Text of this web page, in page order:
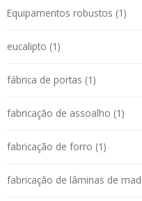
Equipamentos robustos (1)
eucalipto (1)
fábrica de portas (1)
fabricação de assoalho (1)
fabricação de forro (1)
fabricação de lâminas de